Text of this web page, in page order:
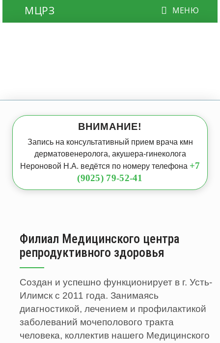
ВНИМАНИЕ!
Запись на консультативный прием врача кмн
дерматовенеролога, акушера-гинеколога
Нероновой Н.А. ведётся по номеру телефона +7
(9025) 79-52-41
Филиал Медицинского центра
репродуктивного здоровья
Создан и успешно функционирует в г. Усть-
Илимск с 2011 года. Занимаясь
диагностикой, лечением и профилактикой
заболеваний мочеполового тракта
человека, коллектив нашего Медицинского